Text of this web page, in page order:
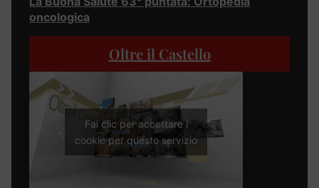
oncologica
Oltre il Castello
Fai clic per accettare i
cookie per questo servizio